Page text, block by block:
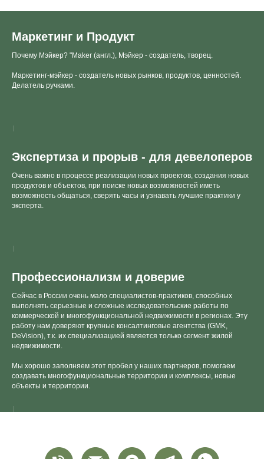
Маркетинг и Продукт
Почему Мэйкер? "Maker (англ.), Мэйкер - создатель, творец.
Маркетинг-мэйкер - создатель новых рынков, продуктов, ценностей.
Делатель ручками.
Экспертиза и прорыв - для девелоперов
Очень важно в процессе реализации новых проектов, создания новых
продуктов и объектов, при поиске новых возможностей иметь
возможность общаться, сверять часы и узнавать лучшие практики у
эксперта.
Профессионализм и доверие
Сейчас в России очень мало специалистов-практиков, способных
выполнять серьезные и сложные исследовательские работы по
коммерческой и многофункциональной недвижимости в регионах. Эту
работу нам доверяют крупные консалтинговые агентства (GMK,
DeVision), т.к. их специализацией является только сегмент жилой
недвижимости.
Мы хорошо заполняем этот пробел у наших партнеров, помогаем
создавать многофункциональные территории и комплексы, новые
объекты и территории.